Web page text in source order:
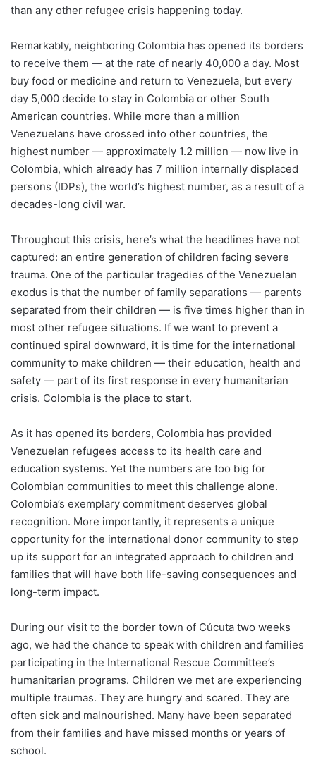
than any other refugee crisis happening today.
Remarkably, neighboring Colombia has opened its borders
to receive them — at the rate of nearly 40,000 a day. Most
buy food or medicine and return to Venezuela, but every
day 5,000 decide to stay in Colombia or other South
American countries. While more than a million
Venezuelans have crossed into other countries, the
highest number — approximately 1.2 million — now live in
Colombia, which already has 7 million internally displaced
persons (IDPs), the world’s highest number, as a result of a
decades-long civil war.
Throughout this crisis, here’s what the headlines have not
captured: an entire generation of children facing severe
trauma. One of the particular tragedies of the Venezuelan
exodus is that the number of family separations — parents
separated from their children — is five times higher than in
most other refugee situations. If we want to prevent a
continued spiral downward, it is time for the international
community to make children — their education, health and
safety — part of its first response in every humanitarian
crisis. Colombia is the place to start.
As it has opened its borders, Colombia has provided
Venezuelan refugees access to its health care and
education systems. Yet the numbers are too big for
Colombian communities to meet this challenge alone.
Colombia’s exemplary commitment deserves global
recognition. More importantly, it represents a unique
opportunity for the international donor community to step
up its support for an integrated approach to children and
families that will have both life-saving consequences and
long-term impact.
During our visit to the border town of Cúcuta two weeks
ago, we had the chance to speak with children and families
participating in the International Rescue Committee’s
humanitarian programs. Children we met are experiencing
multiple traumas. They are hungry and scared. They are
often sick and malnourished. Many have been separated
from their families and have missed months or years of
school.